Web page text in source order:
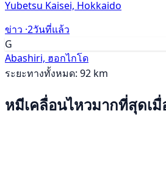
Yubetsu Kaisei, Hokkaido
ข่าว ·2วันที่แล้ว
G
Abashiri, ฮอกไกโด
ระยะทางทั้งหมด: 92 km
หมีเคลื่อนไหวมากที่สุดเมื่